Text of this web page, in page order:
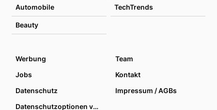
Automobile TechTrends
Beauty
Werbung
Team
Jobs
Kontakt
Datenschutz
Impressum / AGBs
Datenschutzoptionen verwalten